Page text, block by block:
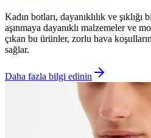
Kadın botları, dayanıklılık ve
aşınmaya dayanıklı malzemeler ve
çıkan bu ürünler, zorlu hava
sağlar.
Daha fazla bilgi edinin